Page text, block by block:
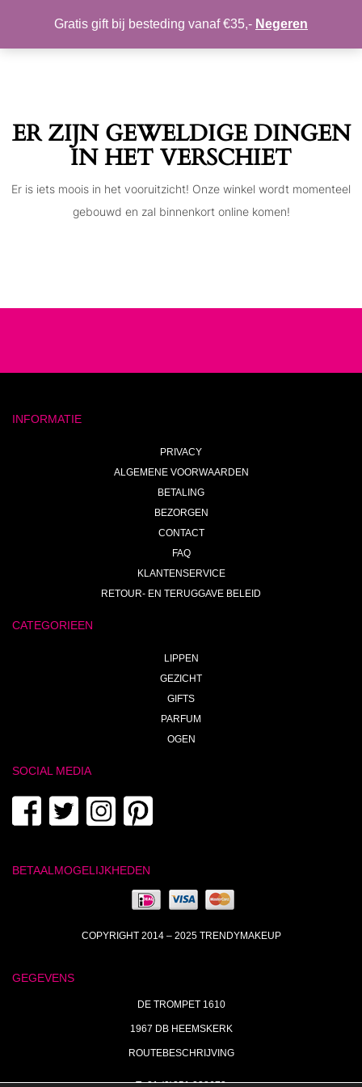
Toggle
MIJN ACCOUNT VERLANGLIJST
ER ZIJN GEWELDIGE DINGEN
IN HET VERSCHIET
Er is iets moois in het vooruitzicht! Onze winkel wordt momenteel
gebouwd en zal binnenkort online komen!
INFORMATIE
PRIVACY
ALGEMENE VOORWAARDEN
BETALING
BEZORGEN
CONTACT
FAQ
KLANTENSERVICE
RETOUR- EN TERUGGAVE BELEID
CATEGORIEEN
LIPPEN
GEZICHT
GIFTS
PARFUM
OGEN
SOCIAL MEDIA
BETAALMOGELIJKHEDEN
COPYRIGHT 2014 – 2025 TRENDYMAKEUP
GEGEVENS
DE TROMPET 1610
1967 DB HEEMSKERK
ROUTEBESCHRIJVING
Gratis gift bij besteding vanaf €35,- Negeren